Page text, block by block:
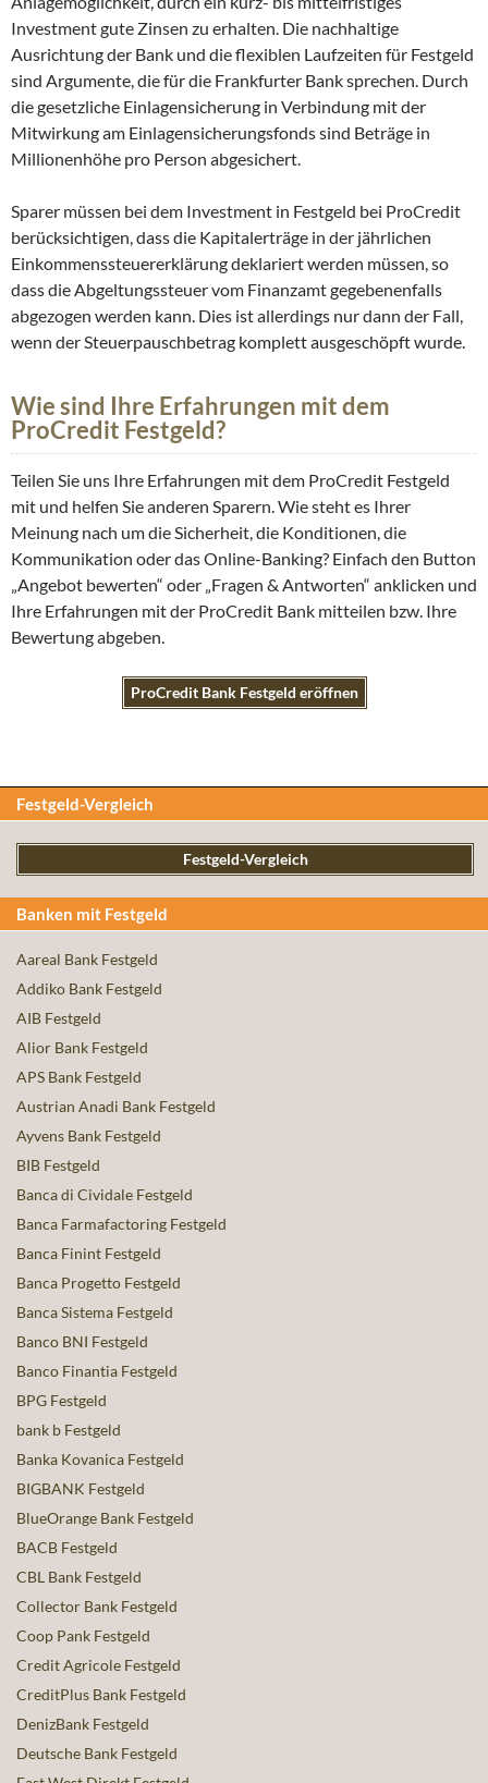
Investment gute Zinsen zu erhalten. Die nachhaltige
Ausrichtung der Bank und die flexiblen Laufzeiten für Festgeld
sind Argumente, die für die Frankfurter Bank sprechen. Durch
die gesetzliche Einlagensicherung in Verbindung mit der
Mitwirkung am Einlagensicherungsfonds sind Beträge in
Millionenhöhe pro Person abgesichert.
Sparer müssen bei dem Investment in Festgeld bei ProCredit
berücksichtigen, dass die Kapitalerträge in der jährlichen
Einkommenssteuererklärung deklariert werden müssen, so
dass die Abgeltungssteuer vom Finanzamt gegebenenfalls
abgezogen werden kann. Dies ist allerdings nur dann der Fall,
wenn der Steuerpauschbetrag komplett ausgeschöpft wurde.
Wie sind Ihre Erfahrungen mit dem
ProCredit Festgeld?
Teilen Sie uns Ihre Erfahrungen mit dem ProCredit Festgeld
mit und helfen Sie anderen Sparern. Wie steht es Ihrer
Meinung nach um die Sicherheit, die Konditionen, die
Kommunikation oder das Online-Banking? Einfach den Button
„Angebot bewerten“ oder „Fragen & Antworten“ anklicken und
Ihre Erfahrungen mit der ProCredit Bank mitteilen bzw. Ihre
Bewertung abgeben.
ProCredit Bank Festgeld eröffnen
Festgeld-Vergleich
Festgeld-Vergleich
Banken mit Festgeld
Aareal Bank Festgeld
Addiko Bank Festgeld
AIB Festgeld
Alior Bank Festgeld
APS Bank Festgeld
Austrian Anadi Bank Festgeld
Ayvens Bank Festgeld
BIB Festgeld
Banca di Cividale Festgeld
Banca Farmafactoring Festgeld
Banca Finint Festgeld
Banca Progetto Festgeld
Banca Sistema Festgeld
Banco BNI Festgeld
Banco Finantia Festgeld
BPG Festgeld
bank b Festgeld
Banka Kovanica Festgeld
BIGBANK Festgeld
BlueOrange Bank Festgeld
BACB Festgeld
CBL Bank Festgeld
Collector Bank Festgeld
Coop Pank Festgeld
Credit Agricole Festgeld
CreditPlus Bank Festgeld
DenizBank Festgeld
Deutsche Bank Festgeld